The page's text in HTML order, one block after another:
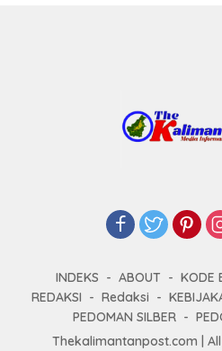
INDEKS ABOUT KODE
REDAKSI
Redaksi
PEDOMAN SILBER
Thekalimantanpost.com | All